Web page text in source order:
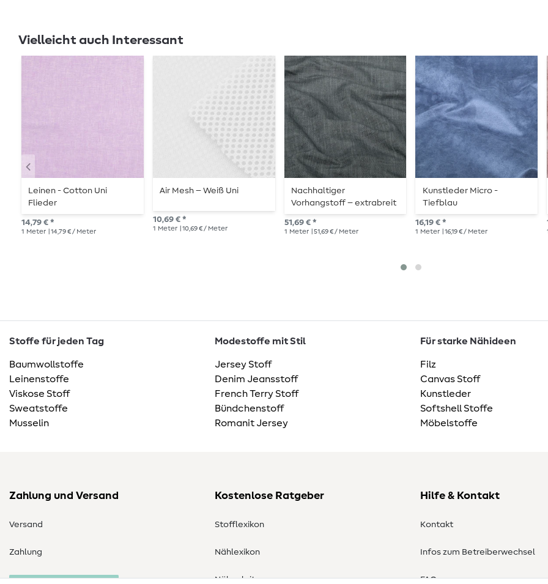
Vielleicht auch Interessant
Leinen - Cotton Uni
Flieder
14,79 € *
1 Meter | 14,79 € / Meter
Air Mesh – Weiß Uni
10,69 € *
1 Meter | 10,69 € / Meter
Nachhaltiger
Vorhangstoff – extrabreit
310 cm, Anthrazit-
Melange
51,69 € *
1 Meter | 51,69 € / Meter
Kunstleder Micro -
Tiefblau
16,19 € *
1 Meter | 16,19 € / Meter
Stoffe für jeden Tag
Baumwollstoffe
Leinenstoffe
Viskose Stoff
Sweatstoffe
Musselin
Modestoffe mit Stil
Jersey Stoff
Denim Jeansstoff
French Terry Stoff
Bündchenstoff
Romanit Jersey
Für starke Nähideen
Filz
Canvas Stoff
Kunstleder
Softshell Stoffe
Möbelstoffe
Zahlung und Versand
Versand
Zahlung
Kostenlose Ratgeber
Stofflexikon
Nählexikon
Nähanleitungen
Hilfe & Kontakt
Kontakt
Infos zum Betreiberwechsel
FAQ